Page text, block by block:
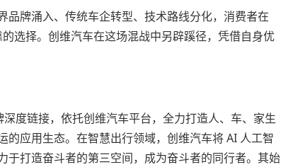
牌涌入、传统车企转型、技术路线分化，消费者在
选择。创维汽车在这场混战中另辟蹊径，凭借自身优
度链接，依托创维汽车平台，全力打造人、车、家生
应用生态。在智慧出行领域，创维汽车将 AI 人工智
打造奋斗者的第三空间，成为奋斗者的同行者。其始